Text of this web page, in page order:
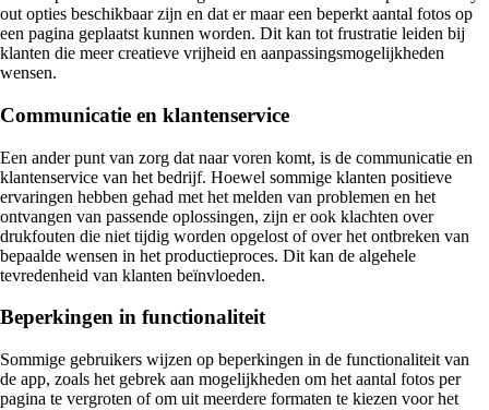
out opties beschikbaar zijn en dat er maar een beperkt aantal fotos op
een pagina geplaatst kunnen worden. Dit kan tot frustratie leiden bij
klanten die meer creatieve vrijheid en aanpassingsmogelijkheden
wensen.
Communicatie en klantenservice
Een ander punt van zorg dat naar voren komt, is de communicatie en
klantenservice van het bedrijf. Hoewel sommige klanten positieve
ervaringen hebben gehad met het melden van problemen en het
ontvangen van passende oplossingen, zijn er ook klachten over
drukfouten die niet tijdig worden opgelost of over het ontbreken van
bepaalde wensen in het productieproces. Dit kan de algehele
tevredenheid van klanten beïnvloeden.
Beperkingen in functionaliteit
Sommige gebruikers wijzen op beperkingen in de functionaliteit van
de app, zoals het gebrek aan mogelijkheden om het aantal fotos per
pagina te vergroten of om uit meerdere formaten te kiezen voor het